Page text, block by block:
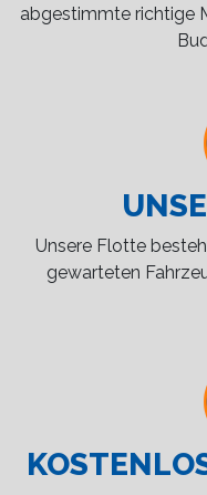
abgestimmte richtige
Unsere Flotte
gewarteten